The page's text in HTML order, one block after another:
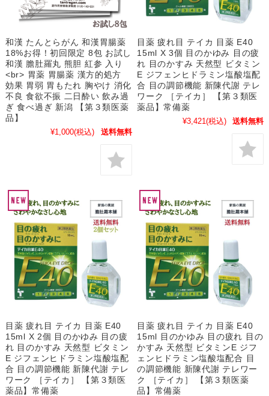
和漢 たんとらがん 和漢胃腸薬
18%お得！初回限定 8包 お試し
和漢 膽肚羅丸 熊胆 紅参 入り
<br> 胃薬 胃腸薬 漢方的処方
効果 胃弱 胃もたれ 胸やけ 消化
不良 食欲不振 二日酔い 飲み過
ぎ 食べ過ぎ 新潟 【第３類医薬
品】
¥1,000(税込) 送料無料
目薬 疲れ目 テイカ 目薬 E40
15ml X 3個 目のかゆみ 目の疲
れ 目のかすみ 天然型 ビタミン
E ジフェンヒドラミン塩酸塩配
合 目の調節機能 新陳代謝 テレ
ワーク ［テイカ］ 【第３類医
薬品】常備薬
¥3,421(税込) 送料無料
目薬 疲れ目 テイカ 目薬 E40
15ml X 2個 目のかゆみ 目の疲
れ 目のかすみ 天然型 ビタミン
E ジフェンヒドラミン塩酸塩配
合 目の調節機能 新陳代謝 テレ
ワーク ［テイカ］ 【第３類医
薬品】常備薬
目薬 疲れ目 テイカ 目薬 E40
15ml 目のかゆみ 目の疲れ 目の
かすみ 天然型 ビタミンE ジフ
ェンヒドラミン塩酸塩配合 目
の調節機能 新陳代謝 テレワー
ク ［テイカ］ 【第３類医薬
品】常備薬